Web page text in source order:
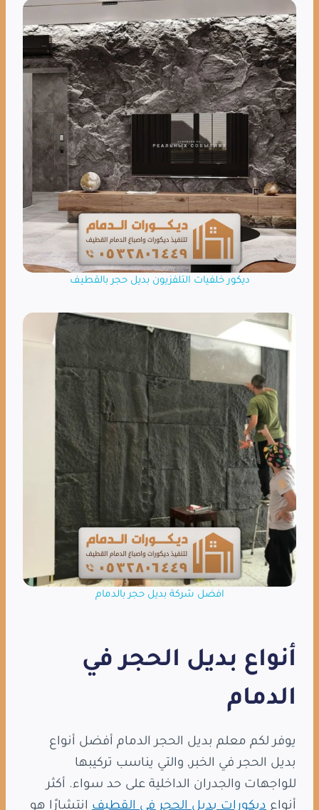
ديكور خلفيات التلفزيون بديل حجر بالقطيف
افضل شركة بديل حجر بالدمام
أنواع بديل الحجر في
الدمام
يوفر لكم معلم بديل الحجر الدمام أفضل أنواع
بديل الحجر في الخبر, والتي يناسب تركيبها
للواجهات والجدران الداخلية على حد سواء. أكثر
أنواع ديكورات بديل الحجر في القطيف انتشارًا هو